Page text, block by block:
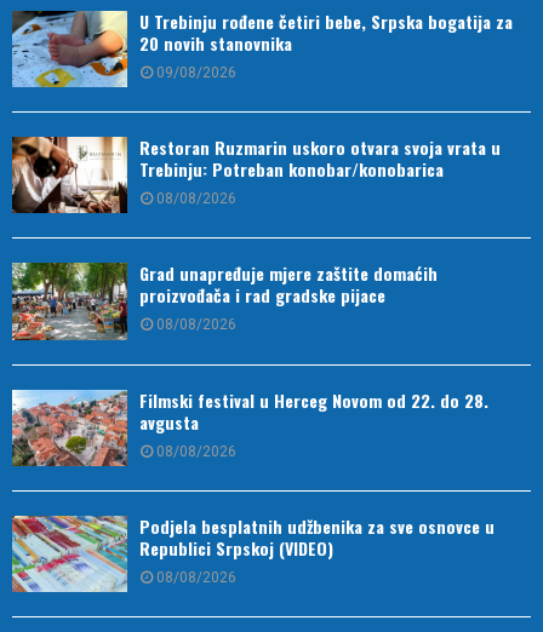
U Trebinju rođene četiri bebe, Srpska bogatija za
20 novih stanovnika
09/08/2026
Restoran Ruzmarin uskoro otvara svoja vrata u
Trebinju: Potreban konobar/konobarica
08/08/2026
Grad unapređuje mjere zaštite domaćih
proizvođača i rad gradske pijace
08/08/2026
Filmski festival u Herceg Novom od 22. do 28.
avgusta
08/08/2026
Podjela besplatnih udžbenika za sve osnovce u
Republici Srpskoj (VIDEO)
08/08/2026